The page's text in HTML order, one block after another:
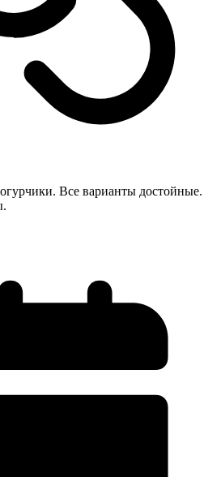
Все варианты достойные.